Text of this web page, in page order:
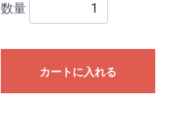
数量
カートに入れる